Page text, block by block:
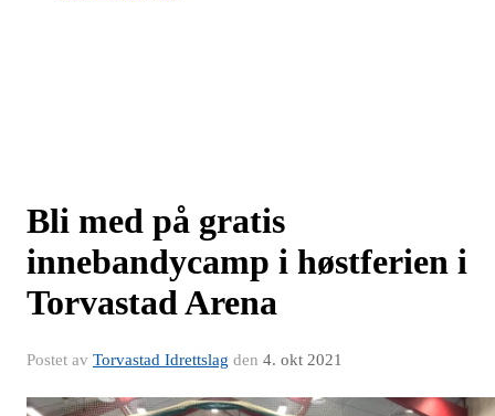
Bli med på gratis
innebandycamp i høstferien i
Torvastad Arena
Postet av Torvastad Idrettslag den 4. okt 2021